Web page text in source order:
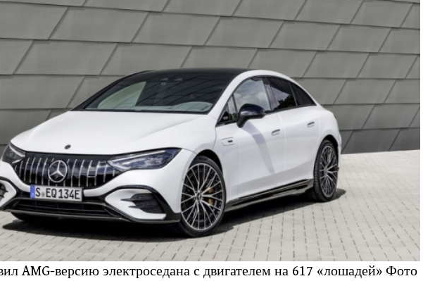
AMG-версию электроседана с двигателем на 617 «лошадей» Фото